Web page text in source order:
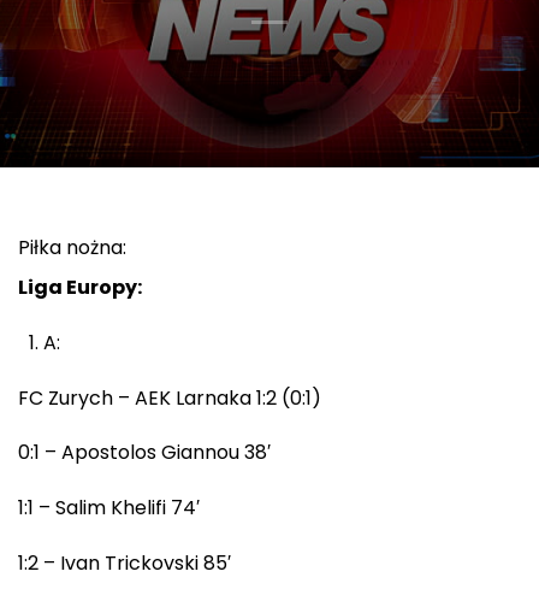
Piłka nożna:
Liga Europy:
A:
FC Zurych – AEK Larnaka 1:2 (0:1)
0:1 – Apostolos Giannou 38′
1:1 – Salim Khelifi 74′
1:2 – Ivan Trickovski 85′